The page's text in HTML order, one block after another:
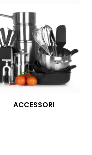
ACCESSORI